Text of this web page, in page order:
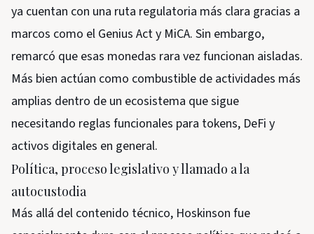
ya cuentan con una ruta regulatoria más clara gracias a
marcos como el Genius Act y MiCA. Sin embargo,
remarcó que esas monedas rara vez funcionan aisladas.
Más bien actúan como combustible de actividades más
amplias dentro de un ecosistema que sigue
necesitando reglas funcionales para tokens, DeFi y
activos digitales en general.
Política, proceso legislativo y llamado a la
autocustodia
Más allá del contenido técnico, Hoskinson fue